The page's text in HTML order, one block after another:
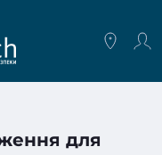
для